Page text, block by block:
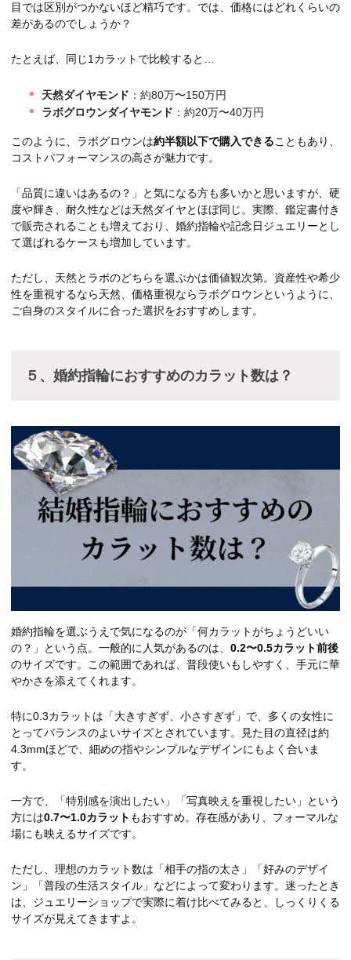
目では区別がつかないほど精巧です。では、価格にはどれくらいの
差があるのでしょうか？
たとえば、同じ1カラットで比較すると…
天然ダイヤモンド ：約80万〜150万円
ラボグロウンダイヤモンド ：約20万〜40万円
このように、ラボグロウンは約半額以下で購入できることもあり、
コストパフォーマンスの高さが魅力です。
「品質に違いはあるの？」と気になる方も多いかと思いますが、硬
度や輝き、耐久性などは天然ダイヤとほぼ同じ。実際、鑑定書付き
で販売されることも増えており、婚約指輪や記念日ジュエリーとし
て選ばれるケースも増加しています。
ただし、天然とラボのどちらを選ぶかは価値観次第。資産性や希少
性を重視するなら天然、価格重視ならラボグロウンというように、
ご自身のスタイルに合った選択をおすすめします。
５、婚約指輪におすすめのカラット数は？
婚約指輪を選ぶうえで気になるのが「何カラットがちょうどいい
の？」という点。一般的に人気があるのは、 0.2〜0.5カラット前後
のサイズです。この範囲であれば、普段使いもしやすく、手元に華
やかさを添えてくれます。
特に0.3カラットは「大きすぎず、小さすぎず」で、多くの女性に
とってバランスのよいサイズとされています。見た目の直径は約
4.3mmほどで、細めの指やシンプルなデザインにもよく合いま
す。
一方で、「特別感を演出したい」「写真映えを重視したい」という
方には0.7〜1.0カラット もおすすめ。存在感があり、フォーマルな
場にも映えるサイズです。
ただし、理想のカラット数は「相手の指の太さ」「好みのデザイ
ン」「普段の生活スタイル」などによって変わります。迷ったとき
は、ジュエリーショップで実際に着け比べてみると、しっくりくる
サイズが見えてきますよ。